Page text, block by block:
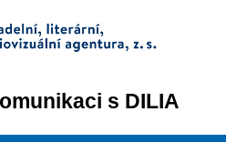
s DILIA